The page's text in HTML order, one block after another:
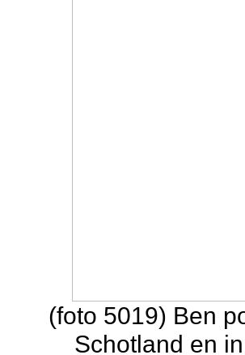
(foto 5019) Ben
Schotland en